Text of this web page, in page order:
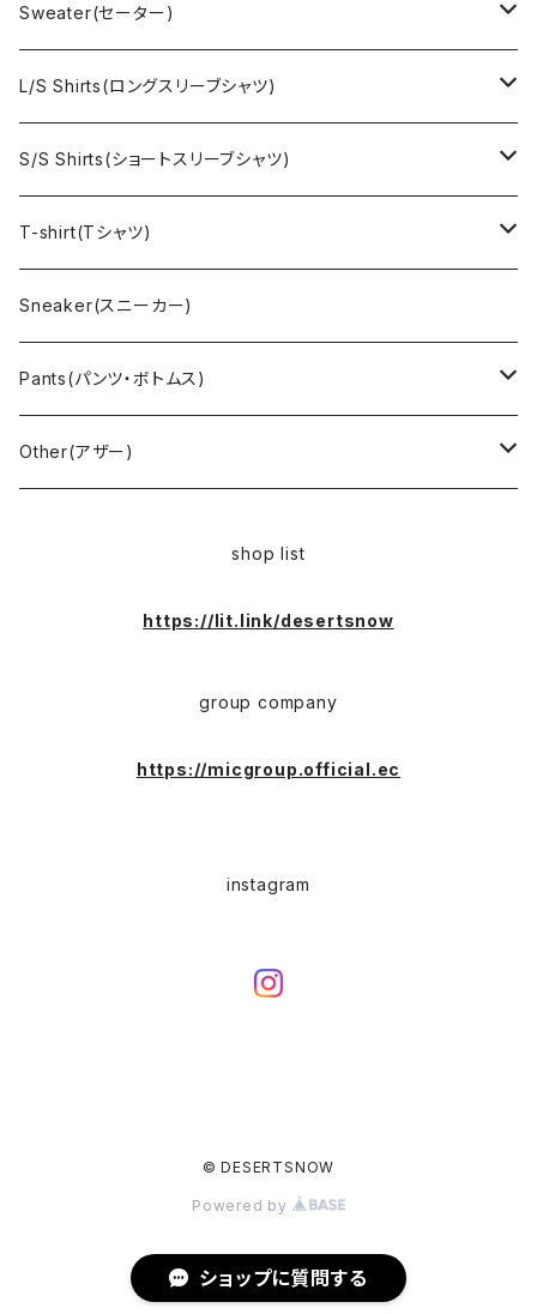
EURO Military(ユーロミリタリー）
Ralph Laurne(ラルフローレン)
Denim jacket(デニムジャケット)
Vest(ベスト)
Outdoor(アウトドア)
Cover all(カバーオール)
Nylon Jacket(ナイロンジャケット)
Leather Jacket(レザージャケット)
Drizzler Jacket （ドリズラージャケット）
Champion(チャンピオン)
Reverse Weave(リバースウィーブ)
Sports sweat(スポーツ スウェット)
Character(キャラクター)
Lee （リー）
Russell（ラッセル）
Sweater(セーター)
Ralph Lauren(ラルフローレン)
Brand(ブランド)
LACOSTE(ラコステ)
Cardigan(カーディガン)
Vest(ベスト)
Military （ミリタリー）
L/S Shirts(ロングスリーブシャツ)
Ralph Lauren(ラルフローレン)
Brooks Brothers(ブルックスブラザーズ)
Military（ミリタリー）
Euro(ヨーロッパ)
Work（ワーク）
PENDLETON（ペンドルトン）
S/S Shirts(ショートスリーブシャツ)
Ralph Lauren (ラルフローレン)
Hawaiian(ハワイアン)
Military (ミリタリー )
bowling（ボウリング）
T-shirt(Tシャツ)
Champion(チャンピオン)
Sport(スポーツ)
Harley Davidson(ハーレーダビッドソン)
Hard Rock CAFE(ハードロックカフェ)
Sneaker(スニーカー)
Pants(パンツ・ボトムス)
Carhartt,Dickies(カーハート、ディッキーズ)
Wrancher Dress Jeans(ランチャーパンツ)
Blue Denim(501,505,etc...)
Other(アザー)
shop list
https://lit.link/desertsnow
group company
https://micgroup.official.ec
instagram
© DESERTSNOW
Powered by
ショップに質問する